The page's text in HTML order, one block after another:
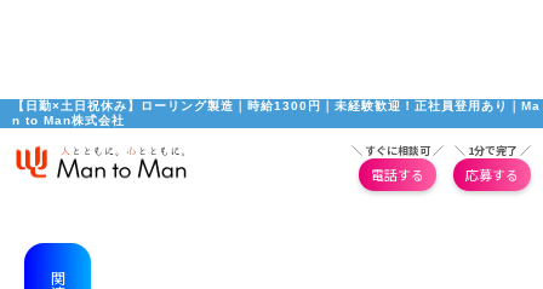
【日勤×土日祝休み】ローリング製造｜時給1300円｜未経験歓迎！正社員登用あり｜Ma
n to Man株式会社
＼ すぐに相談可 ／
電話する
＼ 1分で完了 ／
応募する